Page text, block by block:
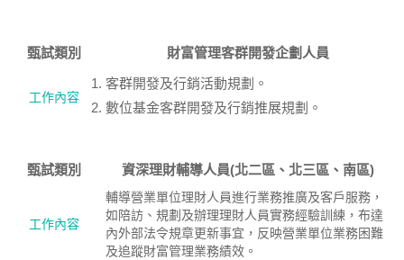
甄試類別 財富管理客群開發企劃人員
工作內容
客群開發及行銷活動規劃。
數位基金客群開發及行銷推展規劃。
甄試類別 資深理財輔導人員(北二區、北三區、南區)
工作內容
輔導營業單位理財人員進行業務推廣及客戶服務，
如陪訪、規劃及辦理理財人員實務經驗訓練，布達
內外部法令規章更新事宜，反映營業單位業務困難
及追蹤財富管理業務績效。